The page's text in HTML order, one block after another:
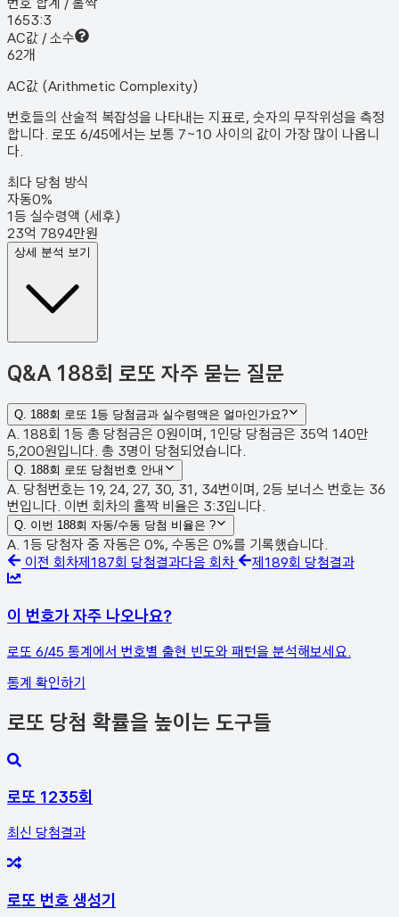
1653:3
AC값 / 소수
62개
AC값 (Arithmetic Complexity)
번호들의 산술적 복잡성을 나타내는 지표로, 숫자의 무작위성을 측정
합니다. 로또 6/45에서는 보통 7~10 사이의 값이 가장 많이 나옵니
다.
최다 당첨 방식
자동0%
1등 실수령액 (세후)
23억 7894만원
상세 분석 보기
Q&A 188회 로또 자주 묻는 질문
Q. 188회 로또 1등 당첨금과 실수령액은 얼마인가요?
A. 188회 1등 총 당첨금은 0원이며, 1인당 당첨금은 35억 140만
5,200원입니다. 총 3명이 당첨되었습니다.
Q. 188회 로또 당첨번호 안내
A. 당첨번호는 19, 24, 27, 30, 31, 34번이며, 2등 보너스 번호는 36
번입니다. 이번 회차의 홀짝 비율은 3:3입니다.
Q. 이번 188회 자동/수동 당첨 비율은 ?
A. 1등 당첨자 중 자동은 0%, 수동은 0%를 기록했습니다.
이전 회차제 187회 당첨결과다음 회차 제 189회 당첨결과
이 번호가 자주 나오나요?
로또 6/45 통계에서 번호별 출현 빈도와 패턴을 분석해보세요.
통계 확인하기
로또 당첨 확률을 높이는 도구들
로또 1235회
최신 당첨결과
로또 번호 생성기